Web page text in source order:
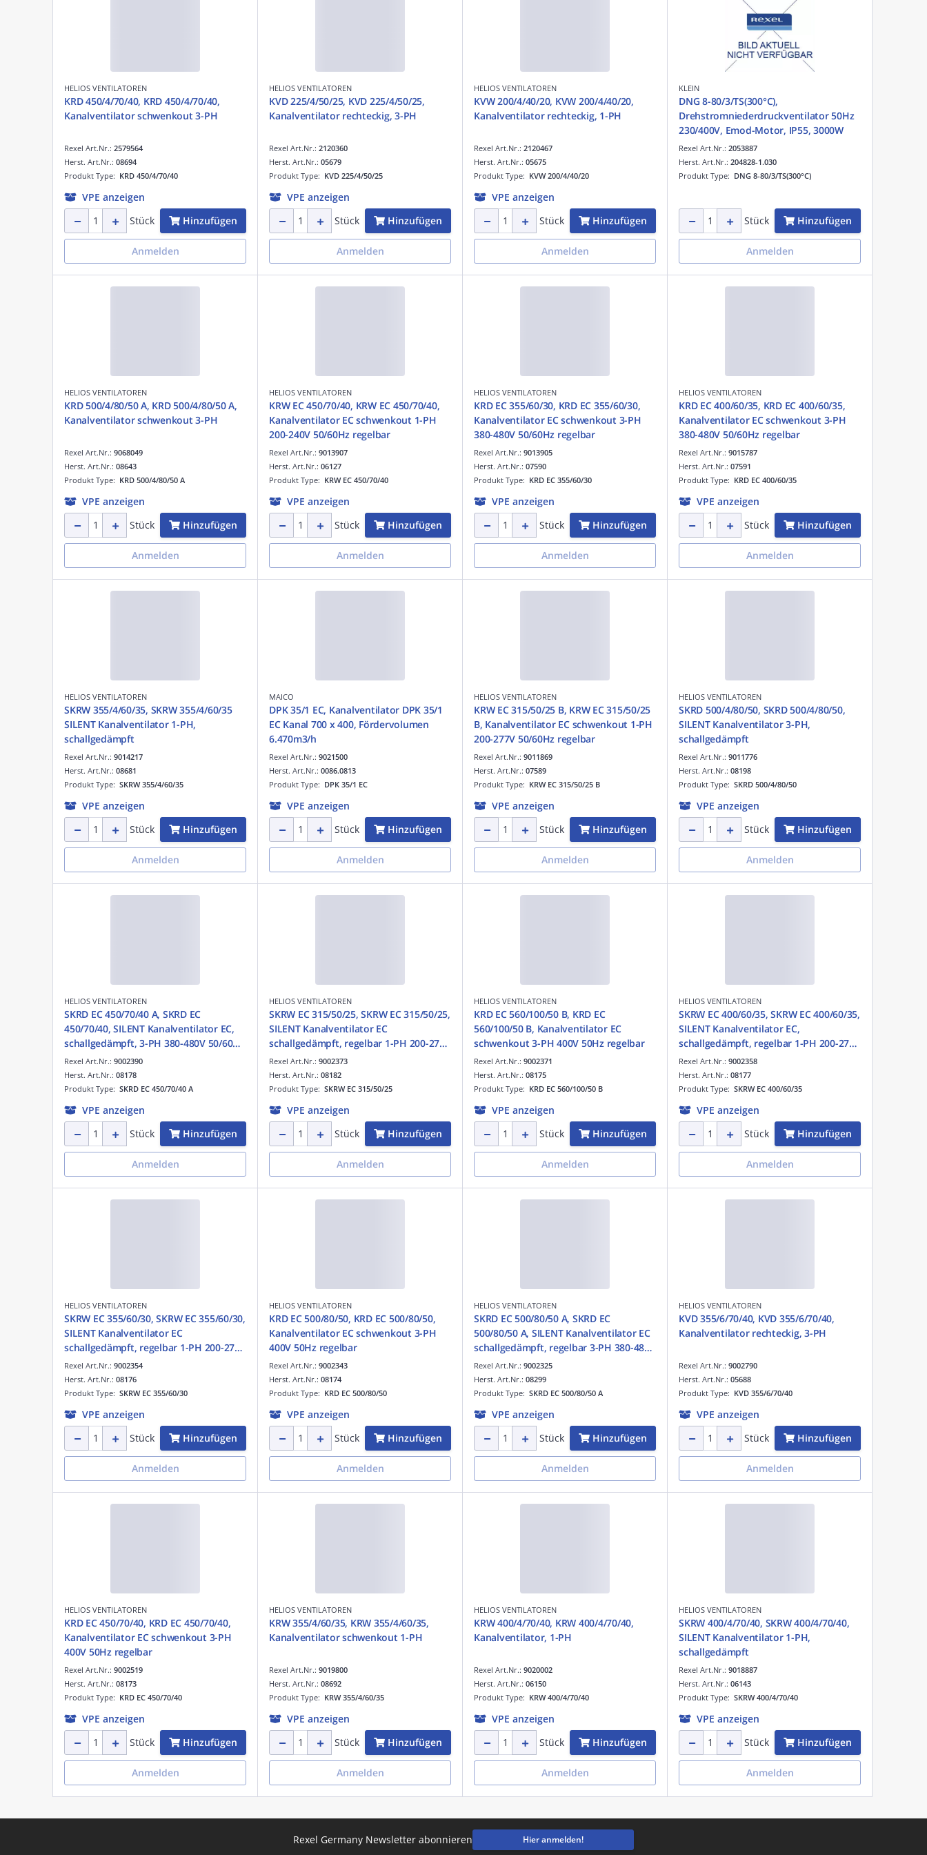
HELIOS VENTILATOREN
KRD 450/4/70/40, KRD 450/4/70/40,
Kanalventilator schwenkout 3-PH
Rexel Art.Nr.: 2579564
Produkt Type: KRD 450/4/70/40
Herst. Art.Nr.: 08694
VPE anzeigen
Stück
Hinzufügen
Anmelden
HELIOS VENTILATOREN
KVD 225/4/50/25, KVD 225/4/50/25,
Kanalventilator rechteckig, 3-PH
Rexel Art.Nr.: 2120360
Produkt Type: KVD 225/4/50/25
Herst. Art.Nr.: 05679
VPE anzeigen
Stück
Hinzufügen
Anmelden
HELIOS VENTILATOREN
KVW 200/4/40/20, KVW 200/4/40/20,
Kanalventilator rechteckig, 1-PH
Rexel Art.Nr.: 2120467
Produkt Type: KVW 200/4/40/20
Herst. Art.Nr.: 05675
VPE anzeigen
Stück
Hinzufügen
Anmelden
KLEIN
DNG 8-80/3/TS(300°C),
Drehstromniederdruckventilator 50Hz
230/400V, Emod-Motor, IP55, 3000W
Rexel Art.Nr.: 2053887
Produkt Type: DNG 8-80/3/TS(300°C)
Herst. Art.Nr.: 204828-1.030
Stück Hinzufügen
Anmelden
HELIOS VENTILATOREN
KRD 500/4/80/50 A, KRD 500/4/80/50 A,
Kanalventilator schwenkout 3-PH
Rexel Art.Nr.: 9068049
Produkt Type: KRD 500/4/80/50 A
Herst. Art.Nr.: 08643
VPE anzeigen
Stück
Hinzufügen
Anmelden
HELIOS VENTILATOREN
KRW EC 450/70/40, KRW EC 450/70/40,
Kanalventilator EC schwenkout 1-PH
200-240V 50/60Hz regelbar
Rexel Art.Nr.: 9013907
Produkt Type: KRW EC 450/70/40
Herst. Art.Nr.: 06127
VPE anzeigen
Stück
Hinzufügen
Anmelden
HELIOS VENTILATOREN
KRD EC 355/60/30, KRD EC 355/60/30,
Kanalventilator EC schwenkout 3-PH
380-480V 50/60Hz regelbar
Rexel Art.Nr.: 9013905
Produkt Type: KRD EC 355/60/30
Herst. Art.Nr.: 07590
VPE anzeigen
Stück
Hinzufügen
Anmelden
HELIOS VENTILATOREN
KRD EC 400/60/35, KRD EC 400/60/35,
Kanalventilator EC schwenkout 3-PH
380-480V 50/60Hz regelbar
Rexel Art.Nr.: 9015787
Produkt Type: KRD EC 400/60/35
Herst. Art.Nr.: 07591
VPE anzeigen
Stück
Hinzufügen
Anmelden
HELIOS VENTILATOREN
SKRW 355/4/60/35, SKRW 355/4/60/35
SILENT Kanalventilator 1-PH,
schallgedämpft
Rexel Art.Nr.: 9014217
Produkt Type: SKRW 355/4/60/35
Herst. Art.Nr.: 08681
VPE anzeigen
Stück
Hinzufügen
Anmelden
MAICO
DPK 35/1 EC, Kanalventilator DPK 35/1
EC Kanal 700 x 400, Fördervolumen
6.470m3/h
Rexel Art.Nr.: 9021500
Produkt Type: DPK 35/1 EC
Herst. Art.Nr.: 0086.0813
VPE anzeigen
Stück
Hinzufügen
Anmelden
HELIOS VENTILATOREN
KRW EC 315/50/25 B, KRW EC 315/50/25
B, Kanalventilator EC schwenkout 1-PH
200-277V 50/60Hz regelbar
Rexel Art.Nr.: 9011869
Produkt Type: KRW EC 315/50/25 B
Herst. Art.Nr.: 07589
VPE anzeigen
Stück
Hinzufügen
Anmelden
HELIOS VENTILATOREN
SKRD 500/4/80/50, SKRD 500/4/80/50,
SILENT Kanalventilator 3-PH,
schallgedämpft
Rexel Art.Nr.: 9011776
Produkt Type: SKRD 500/4/80/50
Herst. Art.Nr.: 08198
VPE anzeigen
Stück
Hinzufügen
Anmelden
HELIOS VENTILATOREN
SKRD EC 450/70/40 A, SKRD EC
450/70/40, SILENT Kanalventilator EC,
schallgedämpft, 3-PH 380-480V 50/60Hz
regelbar
Rexel Art.Nr.: 9002390
Produkt Type: SKRD EC 450/70/40 A
Herst. Art.Nr.: 08178
VPE anzeigen
Stück
Hinzufügen
Anmelden
HELIOS VENTILATOREN
SKRW EC 315/50/25, SKRW EC 315/50/25,
SILENT Kanalventilator EC
schallgedämpft, regelbar 1-PH 200-277V
50/60Hz
Rexel Art.Nr.: 9002373
Produkt Type: SKRW EC 315/50/25
Herst. Art.Nr.: 08182
VPE anzeigen
Stück
Hinzufügen
Anmelden
HELIOS VENTILATOREN
KRD EC 560/100/50 B, KRD EC
560/100/50 B, Kanalventilator EC
schwenkout 3-PH 400V 50Hz regelbar
Rexel Art.Nr.: 9002371
Produkt Type: KRD EC 560/100/50 B
Herst. Art.Nr.: 08175
VPE anzeigen
Stück
Hinzufügen
Anmelden
HELIOS VENTILATOREN
SKRW EC 400/60/35, SKRW EC 400/60/35,
SILENT Kanalventilator EC,
schallgedämpft, regelbar 1-PH 200-277V
50/60Hz
Rexel Art.Nr.: 9002358
Produkt Type: SKRW EC 400/60/35
Herst. Art.Nr.: 08177
VPE anzeigen
Stück
Hinzufügen
Anmelden
HELIOS VENTILATOREN
SKRW EC 355/60/30, SKRW EC 355/60/30,
SILENT Kanalventilator EC
schallgedämpft, regelbar 1-PH 200-277V
50/60Hz
Rexel Art.Nr.: 9002354
Produkt Type: SKRW EC 355/60/30
Herst. Art.Nr.: 08176
VPE anzeigen
Stück
Hinzufügen
Anmelden
HELIOS VENTILATOREN
KRD EC 500/80/50, KRD EC 500/80/50,
Kanalventilator EC schwenkout 3-PH
400V 50Hz regelbar
Rexel Art.Nr.: 9002343
Produkt Type: KRD EC 500/80/50
Herst. Art.Nr.: 08174
VPE anzeigen
Stück
Hinzufügen
Anmelden
HELIOS VENTILATOREN
SKRD EC 500/80/50 A, SKRD EC
500/80/50 A, SILENT Kanalventilator EC
schallgedämpft, regelbar 3-PH 380-480V
50/60Hz
Rexel Art.Nr.: 9002325
Produkt Type: SKRD EC 500/80/50 A
Herst. Art.Nr.: 08299
VPE anzeigen
Stück
Hinzufügen
Anmelden
HELIOS VENTILATOREN
KVD 355/6/70/40, KVD 355/6/70/40,
Kanalventilator rechteckig, 3-PH
Rexel Art.Nr.: 9002790
Produkt Type: KVD 355/6/70/40
Herst. Art.Nr.: 05688
VPE anzeigen
Stück
Hinzufügen
Anmelden
HELIOS VENTILATOREN
KRD EC 450/70/40, KRD EC 450/70/40,
Kanalventilator EC schwenkout 3-PH
400V 50Hz regelbar
Rexel Art.Nr.: 9002519
Produkt Type: KRD EC 450/70/40
Herst. Art.Nr.: 08173
VPE anzeigen
Stück
Hinzufügen
Anmelden
HELIOS VENTILATOREN
KRW 355/4/60/35, KRW 355/4/60/35,
Kanalventilator schwenkout 1-PH
Rexel Art.Nr.: 9019800
Produkt Type: KRW 355/4/60/35
Herst. Art.Nr.: 08692
VPE anzeigen
Stück
Hinzufügen
Anmelden
HELIOS VENTILATOREN
KRW 400/4/70/40, KRW 400/4/70/40,
Kanalventilator, 1-PH
Rexel Art.Nr.: 9020002
Produkt Type: KRW 400/4/70/40
Herst. Art.Nr.: 06150
VPE anzeigen
Stück
Hinzufügen
Anmelden
HELIOS VENTILATOREN
SKRW 400/4/70/40, SKRW 400/4/70/40,
SILENT Kanalventilator 1-PH,
schallgedämpft
Rexel Art.Nr.: 9018887
Produkt Type: SKRW 400/4/70/40
Herst. Art.Nr.: 06143
VPE anzeigen
Stück
Hinzufügen
Anmelden
Rexel Germany Newsletter abonnieren Hier anmelden!